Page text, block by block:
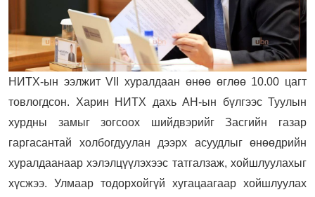
НИТХ-ын ээлжит VII хуралдаан өнөө өглөө 10.00 цагт
товлогдсон. Харин НИТХ дахь АН-ын бүлгээс Туулын
хурдны замыг зогсоох шийдвэрийг Засгийн газар
гаргасантай холбогдуулан дээрх асуудлыг өнөөдрийн
хуралдаанаар хэлэлцүүлэхээс татгалзаж, хойшлуулахыг
хүсжээ. Улмаар тодорхойгүй хугацаагаар хойшлуулах